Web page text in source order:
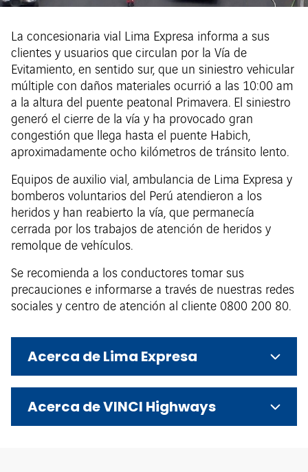
La concesionaria vial Lima Expresa informa a sus
clientes y usuarios que circulan por la Vía de
Evitamiento, en sentido sur, que un siniestro vehicular
múltiple con daños materiales ocurrió a las 10:00 am
a la altura del puente peatonal Primavera. El siniestro
generó el cierre de la vía y ha provocado gran
congestión que llega hasta el puente Habich,
aproximadamente ocho kilómetros de tránsito lento.
Equipos de auxilio vial, ambulancia de Lima Expresa y
bomberos voluntarios del Perú atendieron a los
heridos y han reabierto la vía, que permanecía
cerrada por los trabajos de atención de heridos y
remolque de vehículos.
Se recomienda a los conductores tomar sus
precauciones e informarse a través de nuestras redes
sociales y centro de atención al cliente 0800 200 80.
Acerca de Lima Expresa
Acerca de VINCI Highways